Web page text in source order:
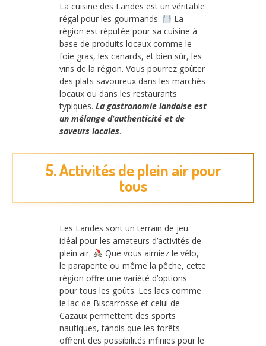
La cuisine des Landes est un véritable
régal pour les gourmands.
La
région est réputée pour sa cuisine à
base de produits locaux comme le
foie gras, les canards, et bien sûr, les
vins de la région. Vous pourrez goûter
des plats savoureux dans les marchés
locaux ou dans les restaurants
typiques. La gastronomie landaise est
un mélange d’authenticité et de
saveurs locales.
5. Activités de plein air pour
tous
Les Landes sont un terrain de jeu
idéal pour les amateurs d’activités de
plein air.
Que vous aimiez le vélo,
le parapente ou même la pêche, cette
région offre une variété d’options
pour tous les goûts. Les lacs comme
le lac de Biscarrosse et celui de
Cazaux permettent des sports
nautiques, tandis que les forêts
offrent des possibilités infinies pour le